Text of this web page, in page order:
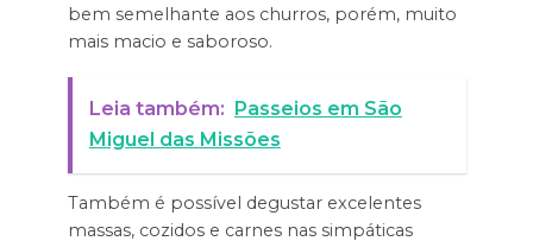
bem semelhante aos churros, porém, muito
mais macio e saboroso.
Leia também:
Passeios em São
Miguel das Missões
Também é possível degustar excelentes
massas, cozidos e carnes nas simpáticas